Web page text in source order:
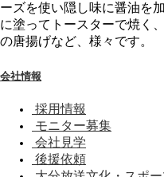
ーズを使い隠し味に醤油を
に塗ってトースターで焼く
の唐揚げなど、様々です。
会社情報
採用情報
モニター募集
会社見学
後援依頼